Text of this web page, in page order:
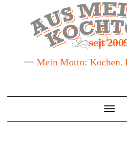
Mein Motto: Kochen.
Toggle